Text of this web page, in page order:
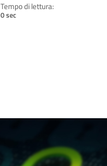
Tempo di lettura:
0 sec